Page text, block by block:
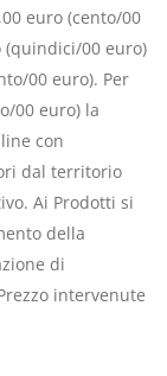
euro (cento/00
(quindici/00 euro)
00 euro). Per
00 euro) la
con
dal territorio
Ai Prodotti si
della
di
intervenute